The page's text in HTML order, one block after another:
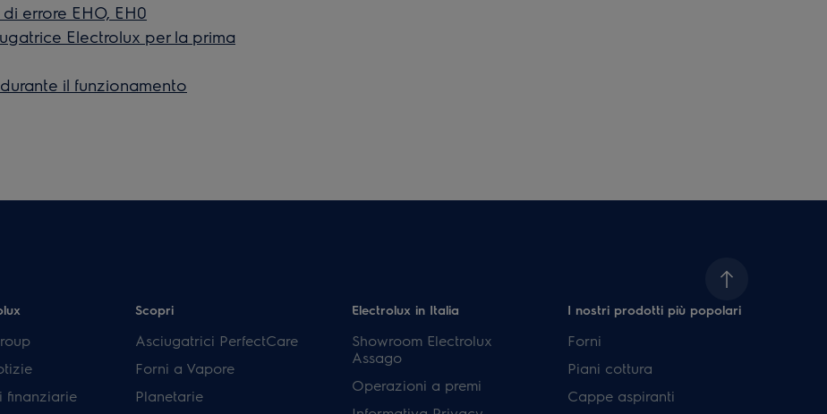
errore EHO, EH0
Electrolux per la prima
il funzionamento
finanziarie
Scopri
Asciugatrici PerfectCare
Forni a Vapore
Planetarie
Electrolux in Italia
Showroom Electrolux
Assago
Operazioni a premi
I nostri prodotti più popolari
Forni
Piani cottura
Cappe aspiranti